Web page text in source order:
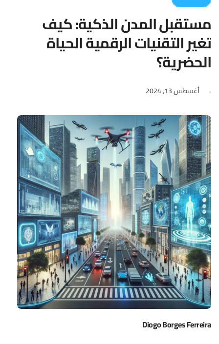
مستقبل المدن الذكية: كيف
تغير التقنيات الرقمية الحياة
الحضرية؟
أغسطس 13, 2024
Diogo Borges Ferreira